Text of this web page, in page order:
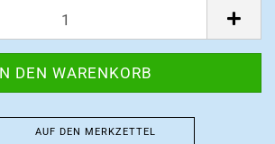
AUF DEN MERKZETTEL